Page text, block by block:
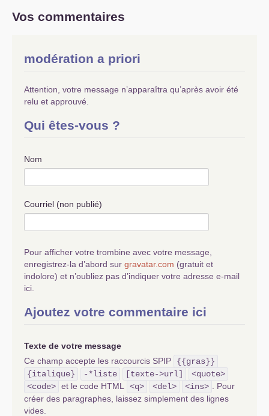
Vos commentaires
modération a priori
Attention, votre message n’apparaîtra qu’après avoir été
relu et approuvé.
Qui êtes-vous ?
Nom
Courriel (non publié)
Pour afficher votre trombine avec votre message,
enregistrez-la d’abord sur gravatar.com (gratuit et
indolore) et n’oubliez pas d’indiquer votre adresse e-mail
ici.
Ajoutez votre commentaire ici
Texte de votre message
Ce champ accepte les raccourcis SPIP
{{gras}}
{italique}
-*liste [texte->url]
<quote>
<code> et le code HTML <q> <del> <ins>
. Pour
créer des paragraphes, laissez simplement des lignes
vides.